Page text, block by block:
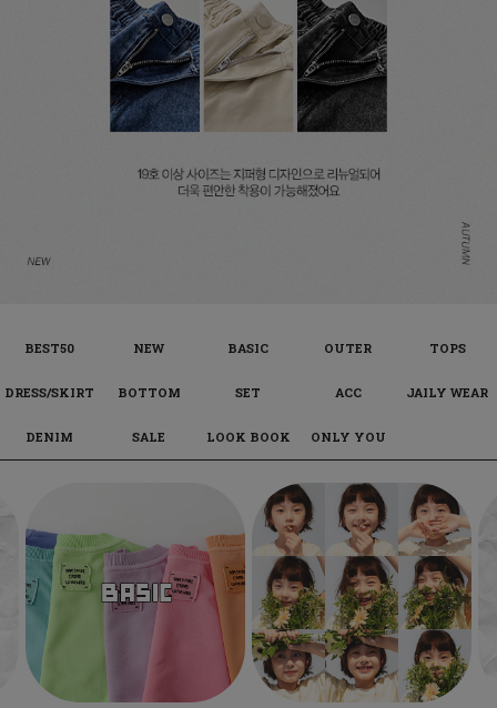
BEST50 NEW BASIC OUTER TOPS
DRESS/SKIRT BOTTOM SET ACC JAILY WEAR
DENIM SALE LOOK BOOK ONLY YOU